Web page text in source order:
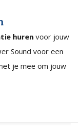
huren voor jouw
Sound voor een
je mee om jouw